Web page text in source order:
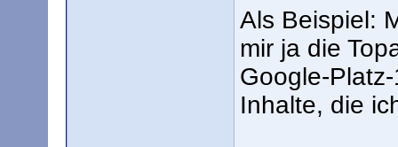
Als Beispiel:
mir ja die
Google-
Inhalte, die